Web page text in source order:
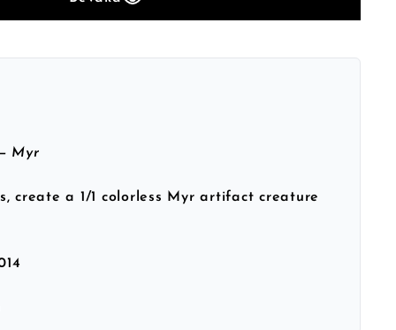
Myr
create a 1/1 colorless Myr artifact creature